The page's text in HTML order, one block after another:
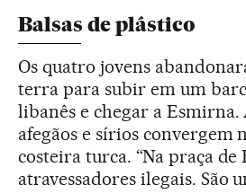
Balsas de plástico
Os quatro jovens
terra para subir em um
libanês e chegar a Esmirna.
afegãos e sírios convergem
costeira turca. “Na praça de
atravessadores ilegais. São